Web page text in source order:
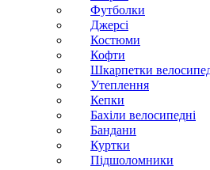
Футболки
Джерсі
Костюми
Кофти
Шкарпетки
Утеплення
Кепки
Бахіли велосипедні
Бандани
Куртки
Підшоломники